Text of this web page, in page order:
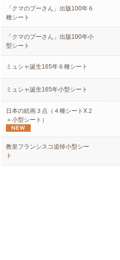
「クマのプーさん」出版100年６
種シート
「クマのプーさん」出版100年小
型シート
ミュシャ誕生165年６種シート
ミュシャ誕生165年小型シート
日本の絵画３点（４種シートX２
＋小型シート）
教皇フランシスコ追悼小型シー
ト